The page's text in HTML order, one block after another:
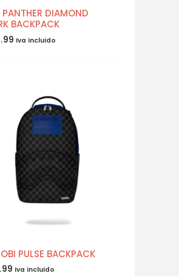
PANTHER DIAMOND
BACKPACK
Iva incluido
PULSE BACKPACK
Iva incluido